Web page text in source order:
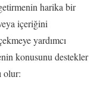
harika bir
içeriğini
yardımcı
konusunu destekler
olur: